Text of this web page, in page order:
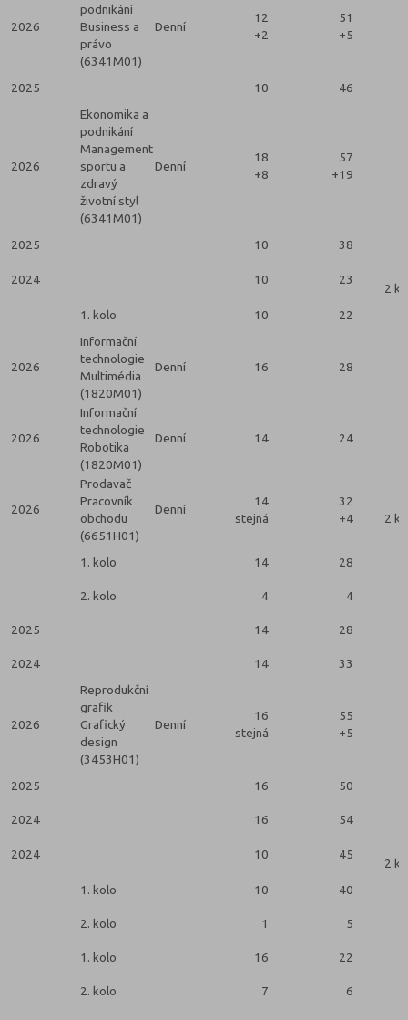
2026
podnikání
Business a
právo
(6341M01)
Denní
12
+2
51
+5
2025 10 46
2026
Ekonomika a
podnikání
Management
sportu a
zdravý
životní styl
(6341M01)
Denní
18
+8
57
+19
2025 10 38
2024 10 23
2
1. kolo
10 22
2026
Informační
technologie
Multimédia
(1820M01)
Denní 16 28
2026
Informační
technologie
Robotika
(1820M01)
Denní 14 24
2026
Prodavač
Pracovník
obchodu
(6651H01)
Denní
14
stejná
32
+4
2
1. kolo 14 28
2. kolo 4 4
2025 14 28
2024 14 33
2026
Reprodukční
grafik
Grafický
design
(3453H01)
Denní
16
stejná
55
+5
2025 16 50
2024 16 54
2024 10 45
2
1. kolo
10 40
2. kolo 1 5
1. kolo 16 22
2. kolo 7 6